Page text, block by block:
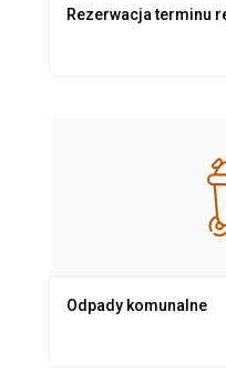
Rezerwacja terminu
Odpady komunalne